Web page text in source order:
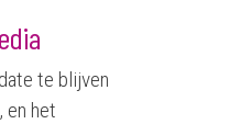
te blijven
en het